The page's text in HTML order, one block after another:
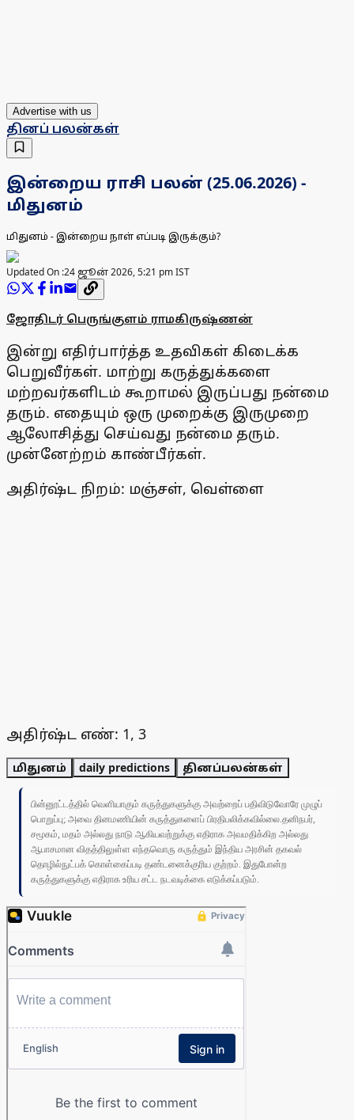
Advertise with us
தினப் பலன்கள்
இன்றைய ராசி பலன் (25.06.2026) -
மிதுனம்
மிதுனம் - இன்றைய நாள் எப்படி இருக்கும்?
Updated On :24 ஜூன் 2026, 5:21 pm IST
ஜோதிடர் பெருங்குளம் ராமகிருஷ்ணன்
இன்று எதிர்பார்த்த உதவிகள் கிடைக்க
பெறுவீர்கள். மாற்று கருத்துக்களை
மற்றவர்களிடம் கூறாமல் இருப்பது நன்மை
தரும். எதையும் ஒரு முறைக்கு இருமுறை
ஆலோசித்து செய்வது நன்மை தரும்.
முன்னேற்றம் காண்பீர்கள்.
அதிர்ஷ்ட நிறம்: மஞ்சள், வெள்ளை
அதிர்ஷ்ட எண்: 1, 3
மிதுனம் daily predictions தினப்பலன்கள்
பின்னூட்டத்தில் வெளியாகும் கருத்துகளுக்கு அவற்றைப் பதிவிடுவோரே முழுப்
பொறுப்பு; அவை தினமணியின் கருத்துகளைப் பிரதிபலிக்கவில்லை.தனிநபர்,
சமூகம், மதம் அல்லது நாடு ஆகியவற்றுக்கு எதிராக அவமதிக்கிற அல்லது
ஆபாசமான விதத்திலுள்ள எந்தவொரு கருத்தும் இந்திய அரசின் தகவல்
தொழில்நுட்பக் கொள்கைப்படி தண்டனைக்குரிய குற்றம். இதுபோன்ற
கருத்துகளுக்கு எதிராக உரிய சட்ட நடவடிக்கை எடுக்கப்படும்.